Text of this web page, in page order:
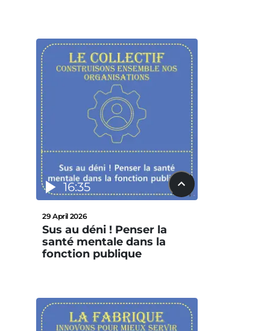
16:35
29 April 2026
Sus au déni ! Penser la
santé mentale dans la
fonction publique